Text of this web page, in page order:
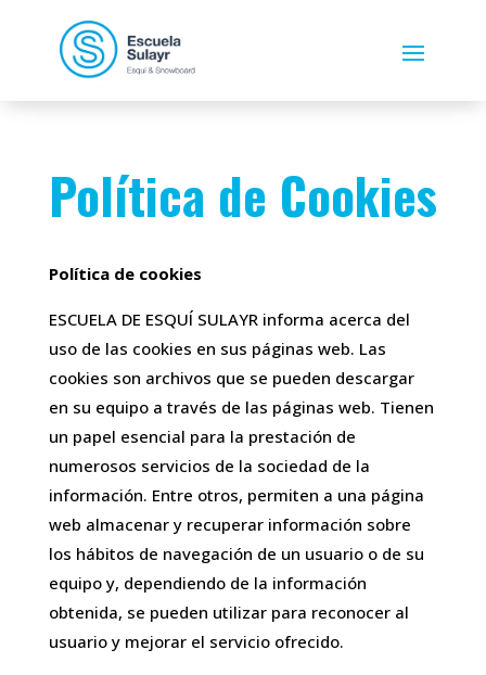
Política de Cookies
Política de cookies
ESCUELA DE ESQUÍ SULAYR informa acerca del
uso de las cookies en sus páginas web. Las
cookies son archivos que se pueden descargar
en su equipo a través de las páginas web. Tienen
un papel esencial para la prestación de
numerosos servicios de la sociedad de la
información. Entre otros, permiten a una página
web almacenar y recuperar información sobre
los hábitos de navegación de un usuario o de su
equipo y, dependiendo de la información
obtenida, se pueden utilizar para reconocer al
usuario y mejorar el servicio ofrecido.